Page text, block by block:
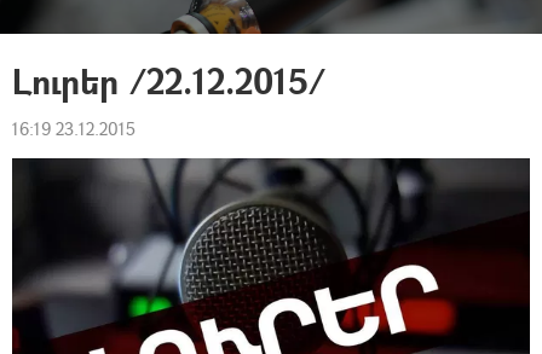
Լուրեր /22.12.2015/
16:19 23.12.2015